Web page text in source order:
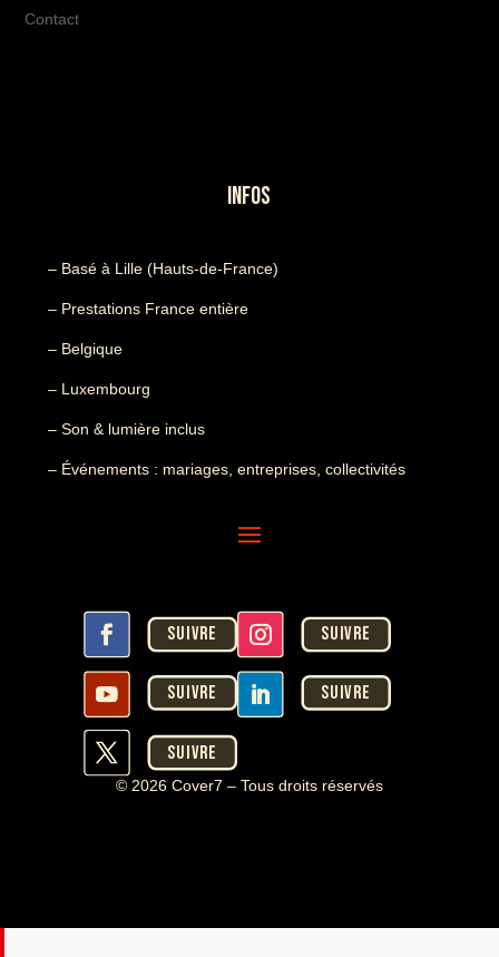
Contact
INFOS
– Basé à Lille (Hauts-de-France)
– Prestations France entière
– Belgique
– Luxembourg
– Son & lumière inclus
– Événements : mariages, entreprises, collectivités
Suivre Suivre
Suivre Suivre
Suivre
© 2026 Cover7 – Tous droits réservés